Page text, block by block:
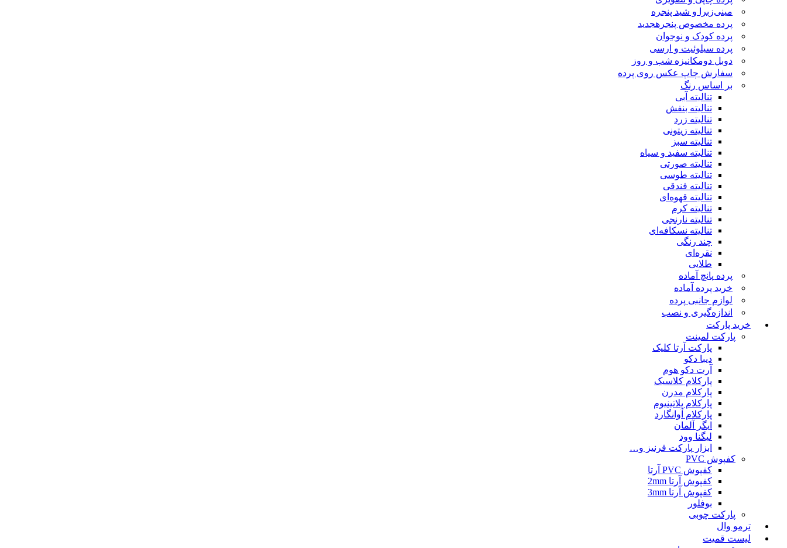
مینی‌زبرا و شید پنجره
پرده مخصوص پنجرهجدید
پرده کودک و نوجوان
پرده سیلوئیت و ارسی
دوبل دومکانیزه شب و روز
سفارش چاپ عکس روی پرده
بر اساس رنگ
تنالیته آبی
تنالیته بنفش
تنالیته زرد
تنالیته زیتونی
تنالیته سبز
تنالیته سفید و سیاه
تنالیته صورتی
تنالیته طوسی
تنالیته فندقی
تنالیته قهوه‌ای
تنالیته کرم
تنالیته نارنجی
تنالیته نسکافه‌ای
چند رنگی
نقره‌ای
طلایی
پرده پانچ آماده
خرید پرده آماده
لوازم جانبی پرده
اندازه‌گیری و نصب
خرید پارکت
پارکت لمینت
پارکت آرتا کلیک
دیبا دکو
آرت دکو هوم
پارکلام کلاسیک
پارکلام مدرن
پارکلام پلاتینیوم
پارکلام آوانگارد
ایگر آلمان
لیگنا وود
ابزار پارکت قرنیز و…
کفپوش PVC
کفپوش PVC آرتا
کفپوش آرتا 2mm
کفپوش آرتا 3mm
بوفلور
پارکت چوبی
ترمو وال
لیست قمیت